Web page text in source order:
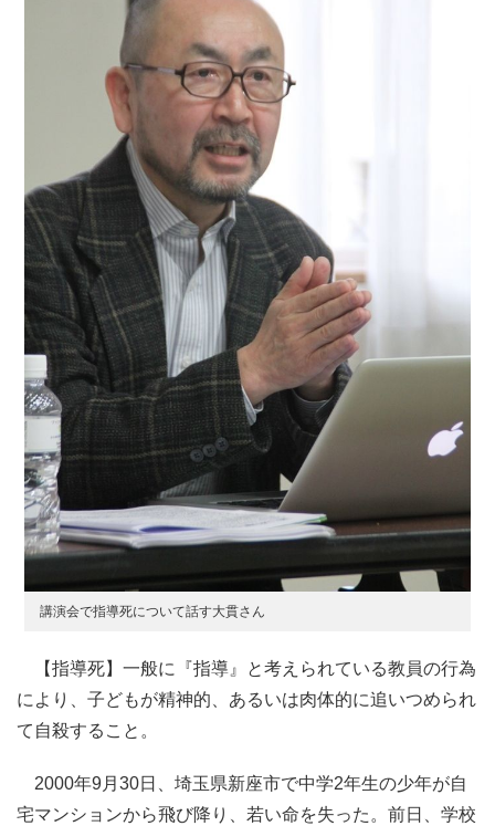
講演会で指導死について話す大貫さん
【指導死】一般に『指導』と考えられている教員の行為
により、子どもが精神的、あるいは肉体的に追いつめられ
て自殺すること。
2000年9月30日、埼玉県新座市で中学2年生の少年が自
宅マンションから飛び降り、若い命を失った。前日、学校